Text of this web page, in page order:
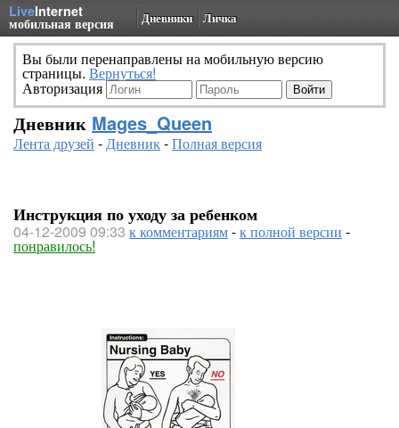
LiveInternet
мобильная версия Дневники Личка
Вы были перенаправлены на мобильную версию
страницы. Вернуться!
Авторизация
Дневник Mages_Queen
Лента друзей -Дневник-Полная версия
Инструкция по уходу за ребенком
04-12-2009 09:33 к комментариям-к полной версии -
понравилось!